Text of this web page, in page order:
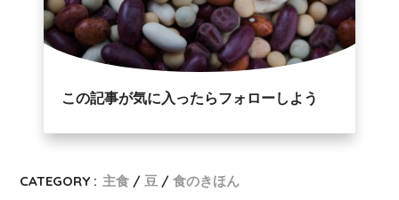
この記事が気に入ったらフォローしよう
CATEGORY : 主食 豆
食のきほん